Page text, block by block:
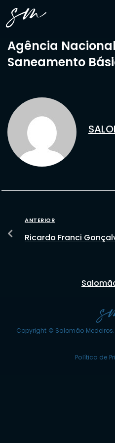
Agência
Saneamento
ANTERIOR
Ricardo Franci
Copyright © Salomão
Política de